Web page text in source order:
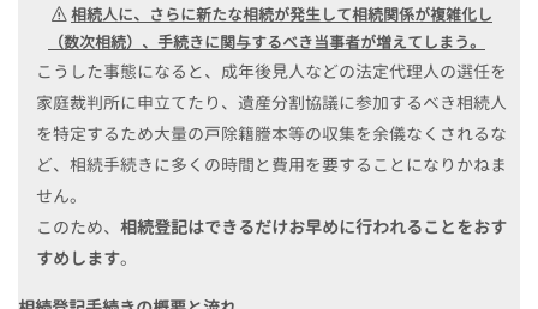
相続人に、さらに新たな相続が発生して相続関係が複雑化し
（数次相続）、手続きに関与するべき当事者が増えてしまう。
こうした事態になると、成年後見人などの法定代理人の選任を
家庭裁判所に申立てたり、遺産分割協議に参加するべき相続人
を特定するため大量の戸除籍謄本等の収集を余儀なくされるな
ど、相続手続きに多くの時間と費用を要することになりかねま
せん。
このため、 相続登記はできるだけお早めに行われることをおす
すめします。